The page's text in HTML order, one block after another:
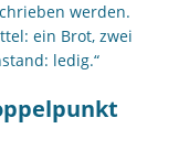
werden.
ein Brot, zwei
ledig.“